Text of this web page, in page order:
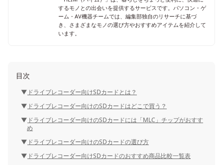
するモノとの出会いを提供するサービスです。パソコン・ゲ
ーム・AV機器チームでは、編集部独自のリサーチに基づ
き、さまざまなモノの選び方やおすすめアイテムを紹介して
います。
目次
ドライブレコーダー向けSDカードとは？
ドライブレコーダー向けのSDカードはどこで買う？
ドライブレコーダー向けのSDカードには「MLC」チップがおすす
め
ドライブレコーダー向けのSDカードの選び方
ドライブレコーダー向けSDカードのおすすめ商品比較一覧表